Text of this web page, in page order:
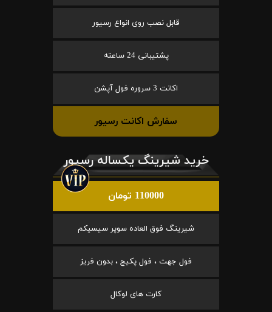
قابل نصب روی انواع رسیور
پشتیبانی 24 ساعته
اکانت 3 سروره فول آپشن
سفارش اکانت رسیور
خرید شیرینگ یکساله رسیور
110000 تومان
شیرینگ فوق العاده سوپر سیسیکم
فول جهت ، فول پکیج ، بدون فریز
کارت های لوکال